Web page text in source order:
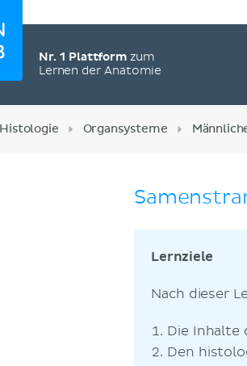
Nr. 1 Plattformzum
Lernen der Anatomie
Histologie Organsysteme
Lernziele
Nach dieser
Die Inhalte
Den